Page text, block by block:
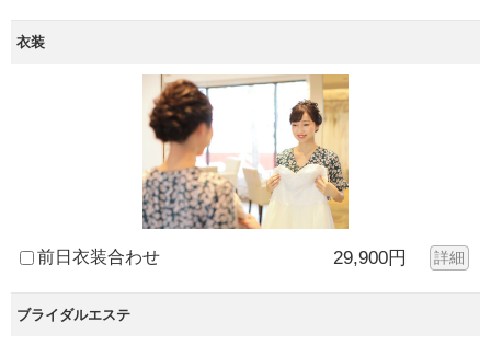
衣装
前日衣装合わせ 29,900円 詳細
ブライダルエステ